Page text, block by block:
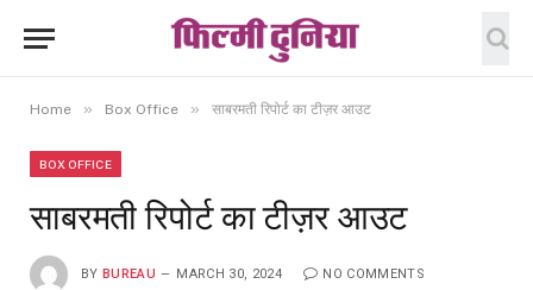
Home » Box Office » साबरमती रिपोर्ट का टीज़र आउट
BOX OFFICE
साबरमती रिपोर्ट का टीज़र आउट
BY BUREAU MARCH 30, 2024 NO COMMENTS